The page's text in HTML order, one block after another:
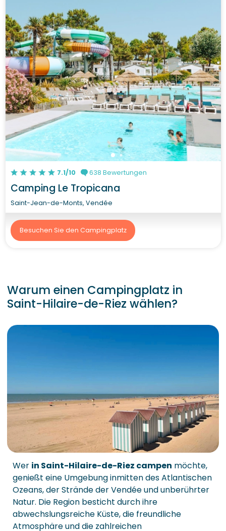
7.1/10 638 Bewertungen
Camping Le Tropicana
Saint-Jean-de-Monts, Vendée
Besuchen Sie den Campingplatz
Warum einen Campingplatz in
Saint-Hilaire-de-Riez wählen?
Wer in Saint-Hilaire-de-Riez campen möchte,
genießt eine Umgebung inmitten des Atlantischen
Ozeans, der Strände der Vendée und unberührter
Natur. Die Region besticht durch ihre
abwechslungsreiche Küste, die freundliche
Atmosphäre und die zahlreichen